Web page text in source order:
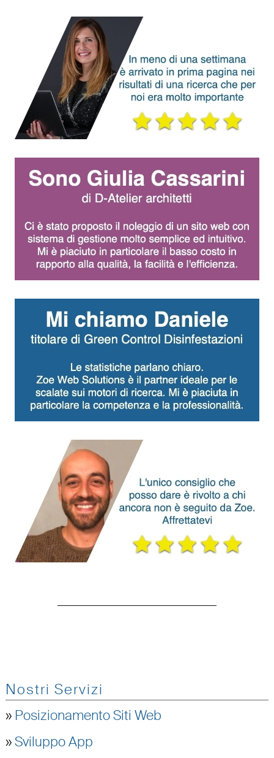
Nostri Servizi
» Posizionamento Siti Web
»Sviluppo App